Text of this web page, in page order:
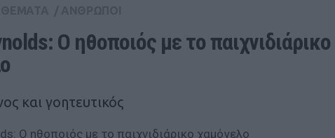
O ηθοποιός με το παιχνιδιάρικο
και γοητευτικός